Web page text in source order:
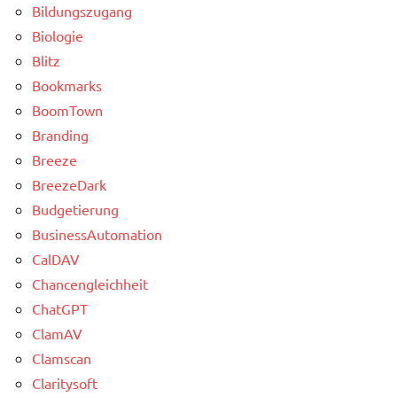
Bildungszugang
Biologie
Blitz
Bookmarks
BoomTown
Branding
Breeze
BreezeDark
Budgetierung
BusinessAutomation
CalDAV
Chancengleichheit
ChatGPT
ClamAV
Clamscan
Claritysoft